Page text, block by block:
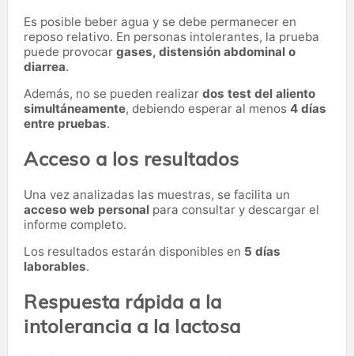
Es posible beber agua y se debe permanecer en
reposo relativo. En personas intolerantes, la prueba
puede provocar gases, distensión abdominal o
diarrea.
Además, no se pueden realizar dos test del aliento
simultáneamente, debiendo esperar al menos 4 días
entre pruebas.
Acceso a los resultados
Una vez analizadas las muestras, se facilita un
acceso web personal para consultar y descargar el
informe completo.
Los resultados estarán disponibles en 5 días
laborables.
Respuesta rápida a la
intolerancia a la lactosa